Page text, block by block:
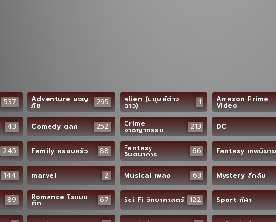
537 Adventure ผจญ
ภัย 295 alien (มนุษย์ต่าง
ดาว) 1 Amazon Prime
Video
43 Comedy ตลก 252 Crime
อาชญากรรม 213 DC
245 Family ครอบครัว 88 Fantasy
จินตนาการ 66 Fantasy เทพนิยาย
144 marvel 2 Musical เพลง 63 Mystery ลึกลับ
89 Romance โรแมน
ติก 67 Sci-Fi วิทยาศาสตร์ 122 Sport กีฬา